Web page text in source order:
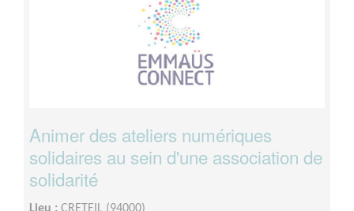
Animer des ateliers numériques
solidaires au sein d'une association de
solidarité
Lieu : CRETEIL (94000)